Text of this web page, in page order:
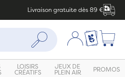
Livraison gratuite dès 89 €
Rechercher Mon compte
Ma liste
LOISIRS
CRÉATIFS
JEUX DE
PLEIN AIR PROMOS